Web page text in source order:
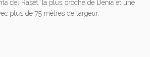
del Raset, la plus proche de Dénia et une
plus de 75 mètres de largeur.